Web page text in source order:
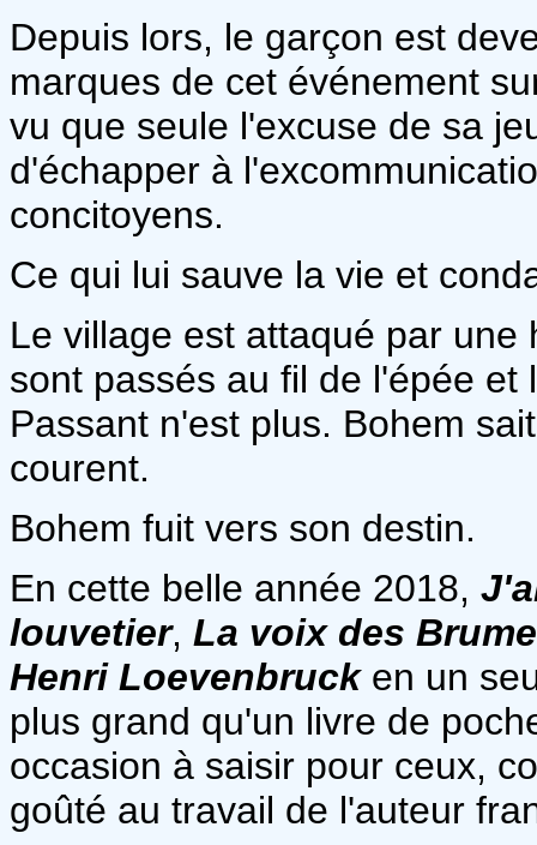
Depuis lors, le garçon est
marques de cet événement
vu que seule l'excuse de sa
d'échapper à
concitoyens.
Ce qui lui sauve la vie et
Le village est attaqué par
sont passés au fil de l'épée
Passant n'est plus. Bohem
courent.
Bohem fuit vers son destin.
En cette belle année 2018,
louvetier, La voix des
Henri Loevenbruck en un
plus grand qu'un livre de
occasion à saisir pour ceux,
goûté au travail de l'auteur